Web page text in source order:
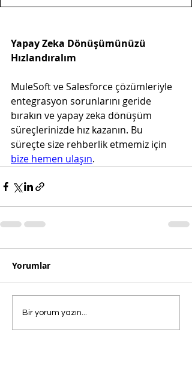
Yapay Zeka Dönüşümünüzü
Hızlandıralım
MuleSoft ve Salesforce çözümleriyle
entegrasyon sorunlarını geride
bırakın ve yapay zeka dönüşüm
süreçlerinizde hız kazanın. Bu
süreçte size rehberlik etmemiz için
bize hemen ulaşın.
Yorumlar
Bir yorum yazın...